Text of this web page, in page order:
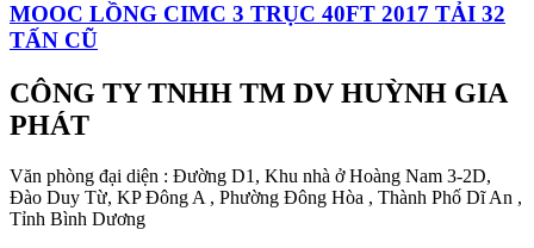
MOOC LỒNG CIMC 3 TRỤC 40FT 2017 TẢI 32
TẤN CŨ
CÔNG TY TNHH TM DV HUỲNH GIA
PHÁT
Văn phòng đại diện : Đường D1, Khu nhà ở Hoàng Nam 3-2D,
Đào Duy Từ, KP Đông A , Phường Đông Hòa , Thành Phố Dĩ An ,
Tỉnh Bình Dương